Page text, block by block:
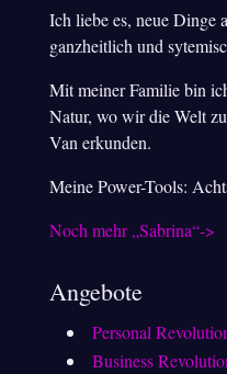
Ich liebe es, neue Dinge
ganzheitlich und
Mit meiner Familie bin
Natur, wo wir die Welt
Van erkunden.
Meine Power-Tools:
Noch mehr „Sabrina“->
Angebote
Personal
Business